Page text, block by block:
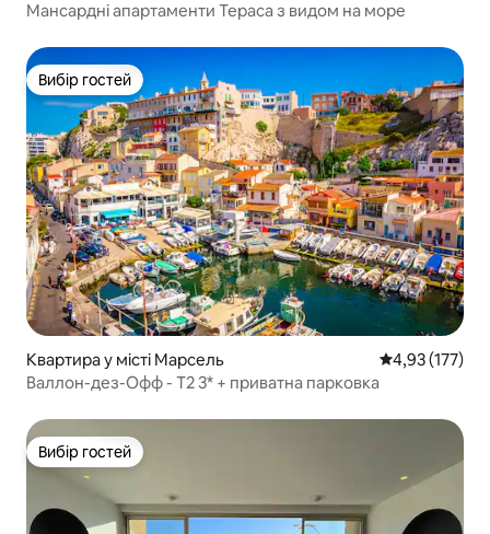
Мансардні апартаменти Тераса з видом на море
Вибір гостей
Вибір гостей
Квартира у місті Марсель Середня
4,93 (177)
Валлон-дез-Офф - T2 3* + приватна парковка
Вибір гостей
Вибір гостей